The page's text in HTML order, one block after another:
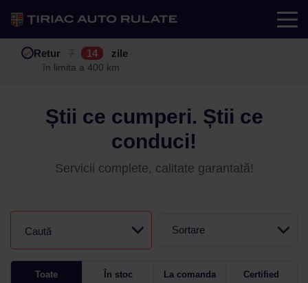
Test drive
Retur 14 zile
în limita a 400 km
Garanție 12 24
în limita a 25.000 km
Buy back
Știi ce cumperi. Știi ce
conduci!
Servicii complete, calitate garantată!
Caută Sortare
Toate În stoc La comanda Certified